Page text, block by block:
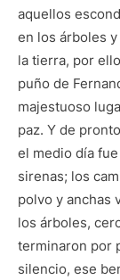
aquellos
en los árboles
la tierra, por
puño de
majestuoso
paz. Y de
el medio día
sirenas; los
polvo y anchas
los árboles,
terminaron por
silencio, ese